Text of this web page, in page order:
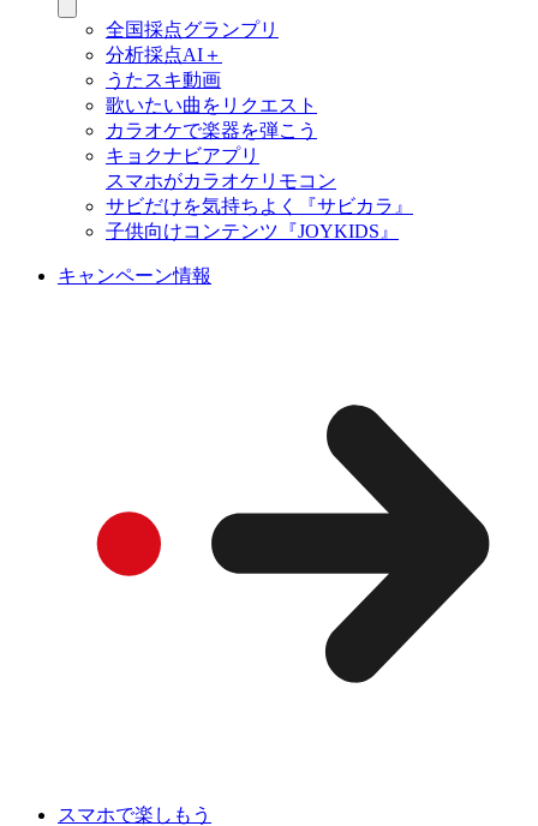
全国採点グランプリ
分析採点AI＋
うたスキ動画
歌いたい曲をリクエスト
カラオケで楽器を弾こう
キョクナビアプリ
スマホがカラオケリモコン
サビだけを気持ちよく『サビカラ』
子供向けコンテンツ『JOYKIDS』
キャンペーン情報
スマホで楽しもう